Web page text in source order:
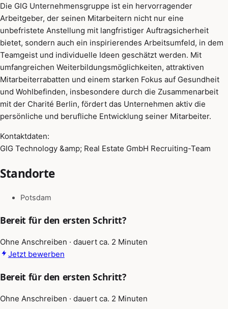
Die GIG Unternehmensgruppe ist ein hervorragender
Arbeitgeber, der seinen Mitarbeitern nicht nur eine
unbefristete Anstellung mit langfristiger Auftragsicherheit
bietet, sondern auch ein inspirierendes Arbeitsumfeld, in dem
Teamgeist und individuelle Ideen geschätzt werden. Mit
umfangreichen Weiterbildungsmöglichkeiten, attraktiven
Mitarbeiterrabatten und einem starken Fokus auf Gesundheit
und Wohlbefinden, insbesondere durch die Zusammenarbeit
mit der Charité Berlin, fördert das Unternehmen aktiv die
persönliche und berufliche Entwicklung seiner Mitarbeiter.
Kontaktdaten:
GIG Technology &amp; Real Estate GmbH Recruiting-Team
Standorte
Potsdam
Bereit für den ersten Schritt?
Ohne Anschreiben · dauert ca. 2 Minuten
Jetzt bewerben
Bereit für den ersten Schritt?
Ohne Anschreiben · dauert ca. 2 Minuten